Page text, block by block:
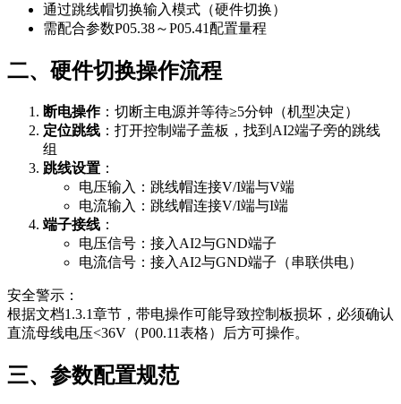
通过跳线帽切换输入模式（硬件切换）
需配合参数P05.38～P05.41配置量程
二、硬件切换操作流程
断电操作：切断主电源并等待≥5分钟（机型决定）
定位跳线 ：打开控制端子盖板，找到AI2端子旁的跳线
组
跳线设置 ：
电压输入：跳线帽连接V/I端与V端
电流输入：跳线帽连接V/I端与I端
端子接线 ：
电压信号：接入AI2与GND端子
电流信号：接入AI2与GND端子（串联供电）
安全警示：
根据文档1.3.1章节，带电操作可能导致控制板损坏，必须确认
直流母线电压<36V（P00.11表格）后方可操作。
三、参数配置规范